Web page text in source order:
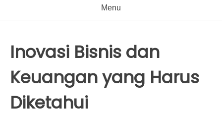
Menu
Inovasi Bisnis dan
Keuangan yang Harus
Diketahui